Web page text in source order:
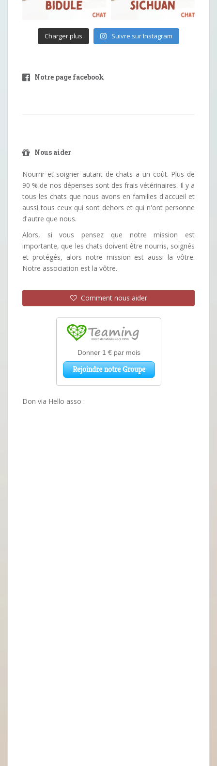
Charger plus Suivre sur Instagram
Notre page facebook
Nous aider
Nourrir et soigner autant de chats a un coût. Plus de
90 % de nos dépenses sont des frais vétérinaires. Il y a
tous les chats que nous avons en familles d'accueil et
aussi tous ceux qui sont dehors et qui n'ont personne
d'autre que nous.
Alors, si vous pensez que notre mission est
importante, que les chats doivent être nourris, soignés
et protégés, alors notre mission est aussi la vôtre.
Notre association est la vôtre.
Comment nous aider
Don via Hello asso :